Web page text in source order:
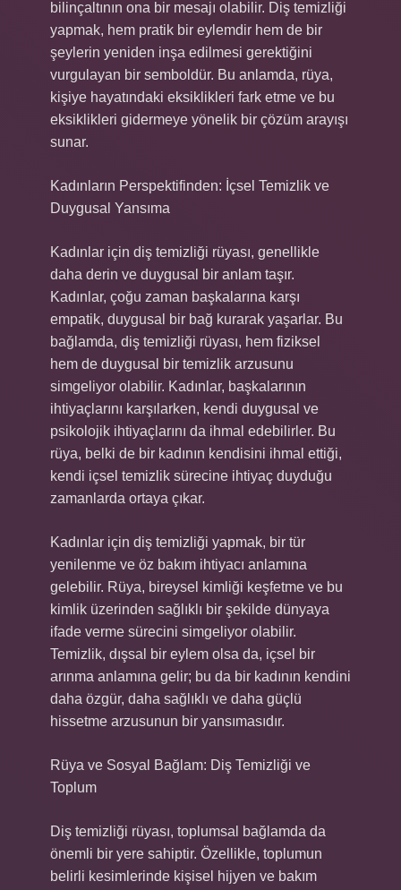
bilinçaltının ona bir mesajı olabilir. Diş temizliği
yapmak, hem pratik bir eylemdir hem de bir
şeylerin yeniden inşa edilmesi gerektiğini
vurgulayan bir semboldür. Bu anlamda, rüya,
kişiye hayatındaki eksiklikleri fark etme ve bu
eksiklikleri gidermeye yönelik bir çözüm arayışı
sunar.
Kadınların Perspektifinden: İçsel Temizlik ve
Duygusal Yansıma
Kadınlar için diş temizliği rüyası, genellikle
daha derin ve duygusal bir anlam taşır.
Kadınlar, çoğu zaman başkalarına karşı
empatik, duygusal bir bağ kurarak yaşarlar. Bu
bağlamda, diş temizliği rüyası, hem fiziksel
hem de duygusal bir temizlik arzusunu
simgeliyor olabilir. Kadınlar, başkalarının
ihtiyaçlarını karşılarken, kendi duygusal ve
psikolojik ihtiyaçlarını da ihmal edebilirler. Bu
rüya, belki de bir kadının kendisini ihmal ettiği,
kendi içsel temizlik sürecine ihtiyaç duyduğu
zamanlarda ortaya çıkar.
Kadınlar için diş temizliği yapmak, bir tür
yenilenme ve öz bakım ihtiyacı anlamına
gelebilir. Rüya, bireysel kimliği keşfetme ve bu
kimlik üzerinden sağlıklı bir şekilde dünyaya
ifade verme sürecini simgeliyor olabilir.
Temizlik, dışsal bir eylem olsa da, içsel bir
arınma anlamına gelir; bu da bir kadının kendini
daha özgür, daha sağlıklı ve daha güçlü
hissetme arzusunun bir yansımasıdır.
Rüya ve Sosyal Bağlam: Diş Temizliği ve
Toplum
Diş temizliği rüyası, toplumsal bağlamda da
önemli bir yere sahiptir. Özellikle, toplumun
belirli kesimlerinde kişisel hijyen ve bakım